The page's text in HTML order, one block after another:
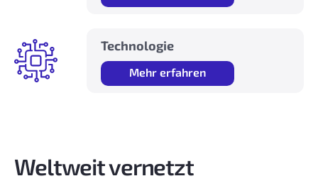
Technologie
Mehr erfahren
Weltweit vernetzt